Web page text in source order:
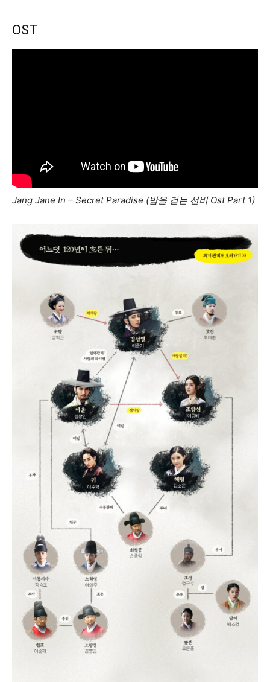
OST
Jang Jane In – Secret Paradise (밤을 걷는 선비 Ost Part 1)